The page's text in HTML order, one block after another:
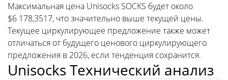
Максимальная цена Unisocks SOCKS будет около
$6 178,3517, что значительно выше текущей цены.
Текущее циркулирующее предложение также может
отличаться от будущего ценового циркулирующего
предложения в 2026, если тенденция сохранится.
Unisocks Технический анализ